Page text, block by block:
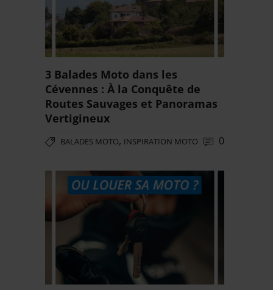
3 Balades Moto dans les
Cévennes : À la Conquête de
Routes Sauvages et Panoramas
Vertigineux
BALADES MOTO, INSPIRATION MOTO 0